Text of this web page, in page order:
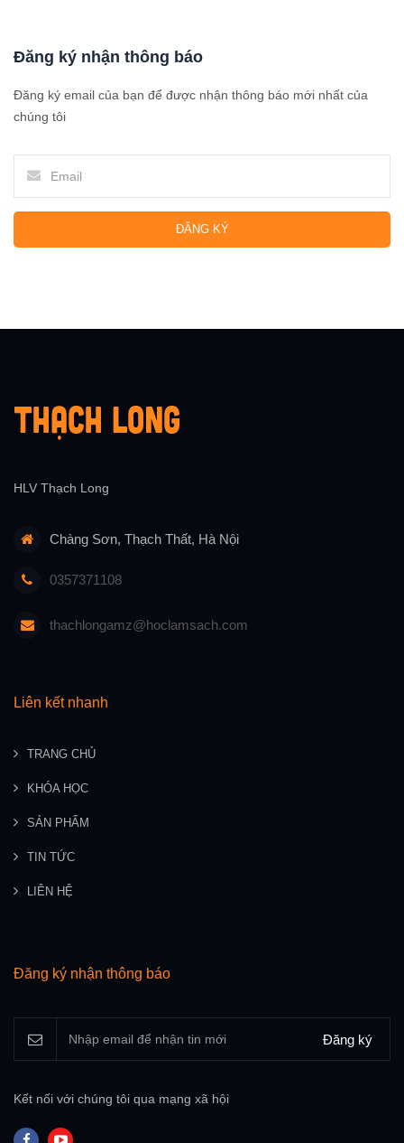
Đăng ký nhận thông báo
Đăng ký email của bạn để được nhận thông báo mới nhất của
chúng tôi
ĐĂNG KÝ
HLV Thạch Long
Chàng Sơn, Thạch Thất, Hà Nội
0357371108
thachlongamz@hoclamsach.com
Liên kết nhanh
TRANG CHỦ
KHÓA HỌC
SẢN PHẨM
TIN TỨC
LIÊN HỆ
Đăng ký nhận thông báo
Đăng ký
Kết nối với chúng tôi qua mạng xã hội